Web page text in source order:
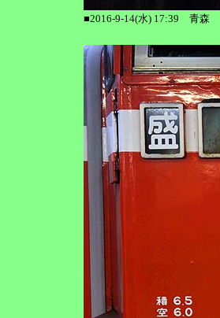
■2016-9-14(水) 17:39 青森